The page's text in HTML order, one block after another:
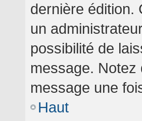
dernière édition.
un
possibilité de
message.
message une
Haut